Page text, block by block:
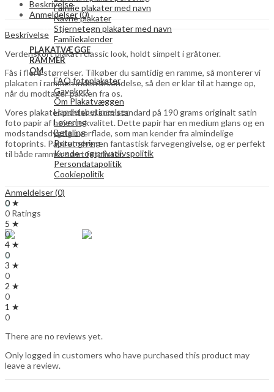
Familie plakater med navn
Navne plakater
Stjernetegn plakater med navn
Familiekalender
PLAKATVÆGGE
RAMMER
OM
FAQ fotoplakater
Gavekort
Om Plakatvæggen
Handelsbetingelser
Levering
Betaling
Returnering
Kunde- og privatlivspolitik
Persondatapolitik
Cookiepolitik
Search
0
0,00kr.
Menu
Search
0
0,00
quantity
Beskrivelse
Anmeldelser (0)
Beskrivelse
Verdenskort plakat i classic look, holdt simpelt i gråtoner.
Fås i flere størrelser. Tilkøber du samtidig en ramme, så monterer vi
plakaten i rammen inden afsendelse, så den er klar til at hænge op,
når du modtager pakken fra os.
Vores plakater printer vi som standard på 190 grams originalt satin
foto papir af højeste kvalitet. Dette papir har en medium glans og en
modstandsdygtig overflade, som man kender fra almindelige
fotoprints. Papiret giver en fantastisk farvegengivelse, og er perfekt
til både rammer samt fotolister.
Anmeldelser (0)
0 ★
0 Ratings
5 ★
0
4 ★
0
3 ★
0
2 ★
0
1 ★
0
There are no reviews yet.
Only logged in customers who have purchased this product may
leave a review.